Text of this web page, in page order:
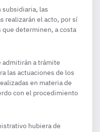
subsidiaria, las
realizarán el acto, por sí
que determinen, a costa
admitirán a trámite
las actuaciones de los
en materia de
con el procedimiento
hubiera de